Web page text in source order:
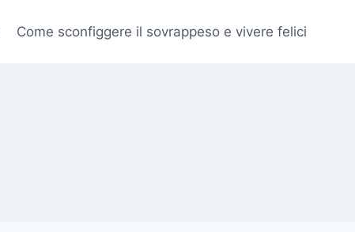
Come sconfiggere il sovrappeso e vivere felici